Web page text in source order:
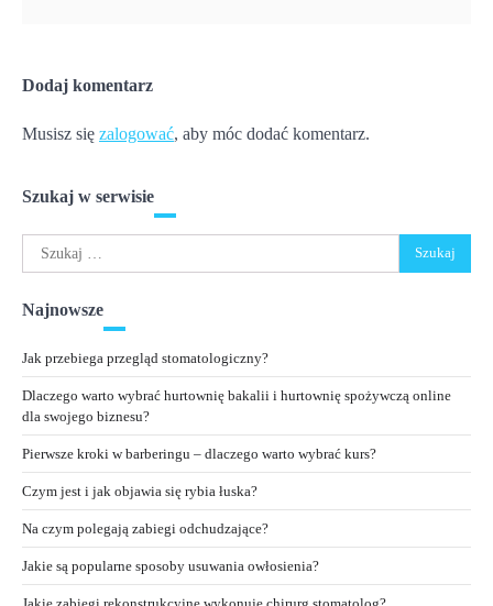
Dodaj komentarz
Musisz się zalogować, aby móc dodać komentarz.
Szukaj w serwisie
Szukaj:
Najnowsze
Jak przebiega przegląd stomatologiczny?
Dlaczego warto wybrać hurtownię bakalii i hurtownię spożywczą online
dla swojego biznesu?
Pierwsze kroki w barberingu – dlaczego warto wybrać kurs?
Czym jest i jak objawia się rybia łuska?
Na czym polegają zabiegi odchudzające?
Jakie są popularne sposoby usuwania owłosienia?